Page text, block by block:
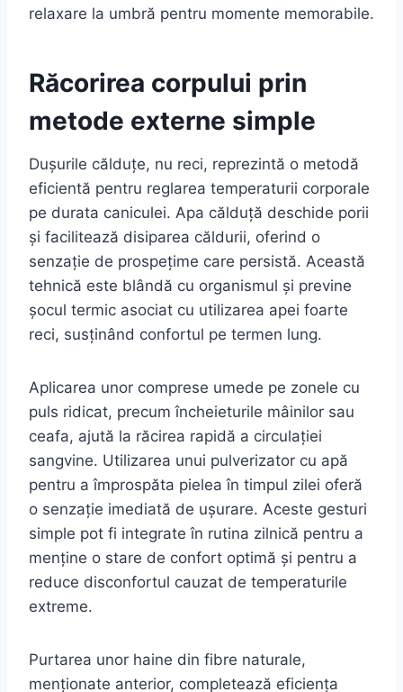
relaxare la umbră pentru momente memorabile.
Răcorirea corpului prin
metode externe simple
Dușurile călduțe, nu reci, reprezintă o metodă
eficientă pentru reglarea temperaturii corporale
pe durata caniculei. Apa călduță deschide porii
și facilitează disiparea căldurii, oferind o
senzație de prospețime care persistă. Această
tehnică este blândă cu organismul și previne
șocul termic asociat cu utilizarea apei foarte
reci, susținând confortul pe termen lung.
Aplicarea unor comprese umede pe zonele cu
puls ridicat, precum încheieturile mâinilor sau
ceafa, ajută la răcirea rapidă a circulației
sangvine. Utilizarea unui pulverizator cu apă
pentru a împrospăta pielea în timpul zilei oferă
o senzație imediată de ușurare. Aceste gesturi
simple pot fi integrate în rutina zilnică pentru a
menține o stare de confort optimă și pentru a
reduce disconfortul cauzat de temperaturile
extreme.
Purtarea unor haine din fibre naturale,
menționate anterior, completează eficiența